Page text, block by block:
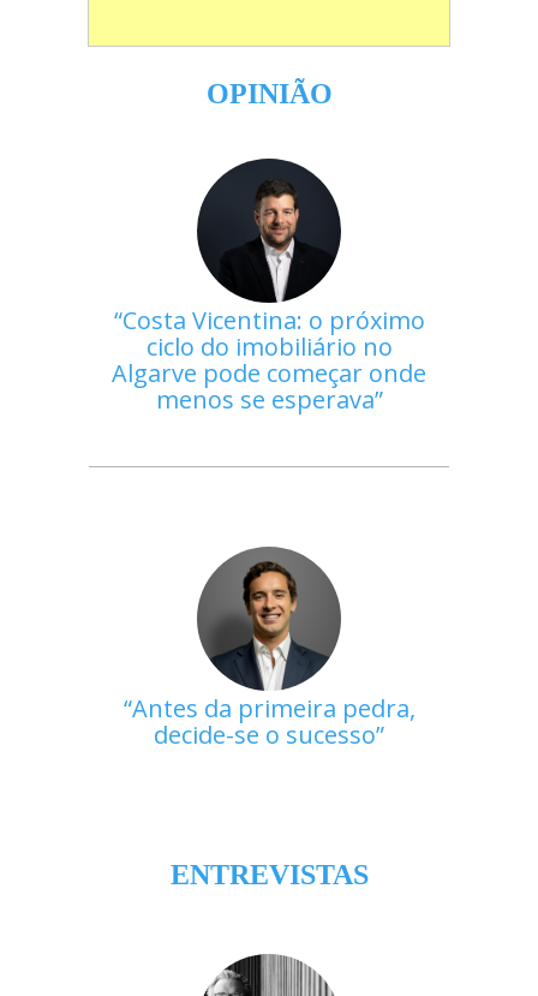
OPINIÃO
Costa Vicentina: o próximo
ciclo do imobiliário no
Algarve pode começar onde
menos se esperava
Antes da primeira pedra,
decide-se o sucesso
ENTREVISTAS